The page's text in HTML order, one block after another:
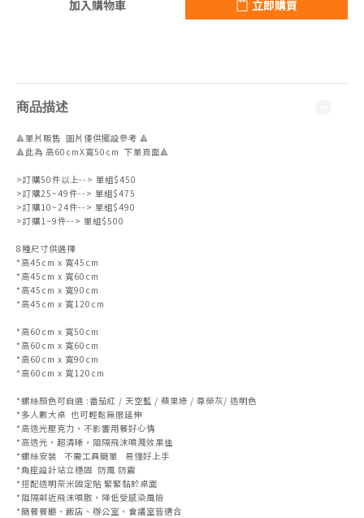
加入購物車 立即購買
商品描述
🔺單片販售 圖片僅供擺設參考 🔺
🔺此為 高60cmX寬50cm 下單頁面🔺
>訂購50件以上--> 單組$450
>訂購25~49件--> 單組$475
>訂購10~24件--> 單組$490
>訂購1~9件--> 單組$500
8種尺寸供選擇
*高45cm x 寬45cm
*高45cm x 寬60cm
*高45cm x 寬90cm
*高45cm x 寬120cm
*高60cm x 寬50cm
*高60cm x 寬60cm
*高60cm x 寬90cm
*高60cm x 寬120cm
*螺絲顏色可自選 :番茄紅 / 天空藍 / 蘋果綠 / 尊榮灰/ 透明色
*多人數大桌 也可輕鬆無限延伸
*高透光壓克力，不影響用餐好心情
*高透光，超清晰，阻隔飛沫噴濺效果佳
*螺絲安裝 不需工具簡單 易懂好上手
*角座設計站立穩固 防風 防震
*搭配透明奈米固定貼 緊緊黏於桌面
*阻隔鄰近飛沫噴散，降低受感染風險
*簡餐餐廳、飯店、辦公室、會議室皆適合